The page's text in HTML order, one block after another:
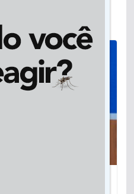
homenageado